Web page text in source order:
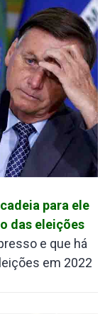
para ele
das eleições
e que há
em 2022